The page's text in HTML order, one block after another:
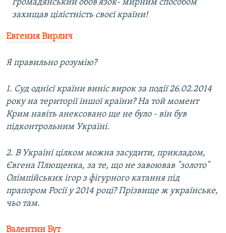
громадянський обов'язок- мирним способом
захищав цілістність своєї країни!
Евгения Вирлич
Я правильно розумію?
1. Суд однієї країни виніс вирок за події 26.02.2014
року на території іншої країни? На той момент
Крим навіть анексовано ще не було - він був
підконтрольним Україні.
2. В Україні цілком можна засудити, прикладом,
Євгена Плющенка, за те, що не завоював "золото"
Олімпійських ігор з фігурного катання під
прапором Росії у 2014 році? Прізвище ж українське,
чьо там.
Валентин Бут